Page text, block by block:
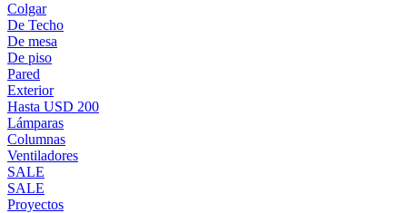
Colgar
De Techo
De mesa
De piso
Pared
Exterior
Hasta USD 200
Lámparas
Columnas
Ventiladores
SALE
SALE
Proyectos